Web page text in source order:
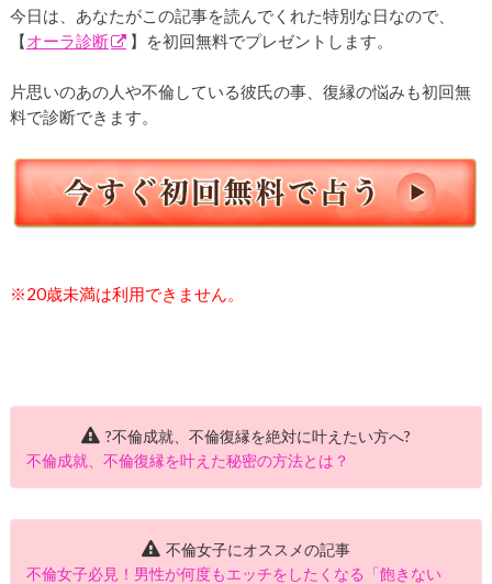
今日は、あなたがこの記事を読んでくれた特別な日なので、
【オーラ診断 】を初回無料でプレゼントします。
片思いのあの人や不倫している彼氏の事、復縁の悩みも初回無
料で診断できます。
※20歳未満は利用できません。
?不倫成就、不倫復縁を絶対に叶えたい方へ?
不倫成就、不倫復縁を叶えた秘密の方法とは？
不倫女子にオススメの記事
不倫女子必見！男性が何度もエッチをしたくなる「飽きない